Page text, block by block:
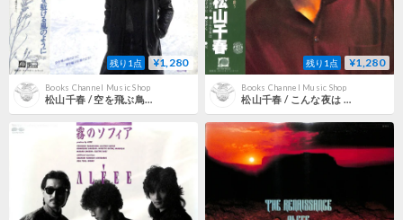
残り1点 ¥1,280
Books Channel Music Shop
松山千春 / 空を飛ぶ鳥のように [※国内盤,品番:C25A0040］ (LPレコード)
残り1点 ¥1,280
Books Channel Music Shop
松山千春 / こんな夜は [※国内盤,品番:FF-9011］ (LPレコード)